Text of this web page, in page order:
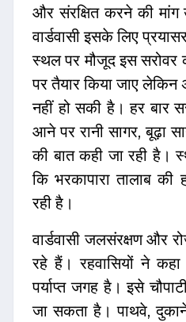
और संरक्षित करने की
वार्डवासी इसके लिए
स्थल पर मौजूद इस सरोवर
पर तैयार किया जाए
नहीं हो सकी है। हर बार
आने पर रानी सागर, बूढ़ा
की बात कही जा रही है।
कि भरकापारा तालाब की
रही है।
वार्डवासी जलसंरक्षण और
रहे हैं। रहवासियों ने कहा
पर्याप्त जगह है। इसे
जा सकता है। पाथवे,